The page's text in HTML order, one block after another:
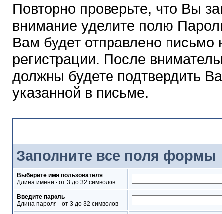
Повторно проверьте, что Вы
внимание уделите полю
Вам будет отправлено
регистрации. После
должны будете подтвердить
указанной в письме.
Заполните все поля формы
Выберите имя пользователя
Длина имени - от 3 до 32 символов
Введите пароль
Длина пароля - от 3 до 32 символов